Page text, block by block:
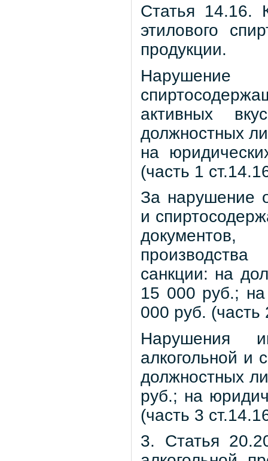
Статья 14.16.
этилового
продукции.
Нарушение
активных
должностных
на
(часть 1
За нарушение
и
документов,
санкции: на
15 000 руб.;
000 руб.
Нарушения
алкогольной и
должностных
руб.; на
(часть 3
3. Статья